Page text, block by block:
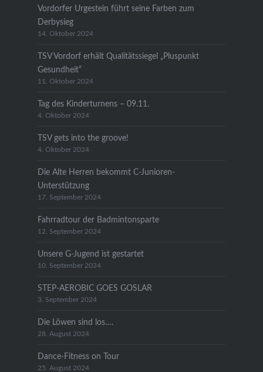
Vordorfer Urgestein führt seine Farben zum
Derbysieg
14. Oktober 2024
TSV Vordorf erhält Qualitätssiegel „Pluspunkt
Gesundheit“
11. Oktober 2024
Tag des Kinderturnens – 09.11.
4. Oktober 2024
TSV gets into the groove!
4. Oktober 2024
Die Alte Herren bekommt C-Junioren-
Unterstützung
17. September 2024
Fahrradtour der Badmintonsparte
12. September 2024
Unsere G-Jugend ist gestartet
10. September 2024
STEP-AEROBIC GOES GOSLAR
3. September 2024
Die Löwen sind los….
28. August 2024
Dance-Fitness on Tour
25. August 2024